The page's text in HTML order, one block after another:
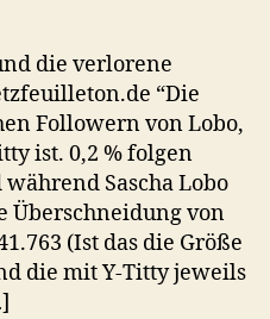
die verlorene
“Die
Followern von Lobo,
ist. 0,2 % folgen
Sascha Lobo
Überschneidung von
(Ist das die Größe
die mit Y-Titty jeweils